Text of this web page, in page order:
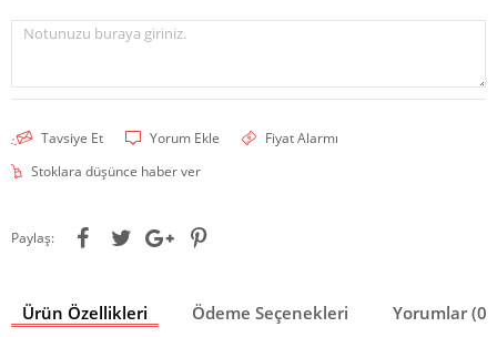
Notunuzu buraya giriniz.
Tavsiye Et Yorum Ekle
Fiyat Alarmı
Stoklara düşünce haber ver
Paylaş:
Ürün Özellikleri Ödeme Seçenekleri Yorumlar (0)